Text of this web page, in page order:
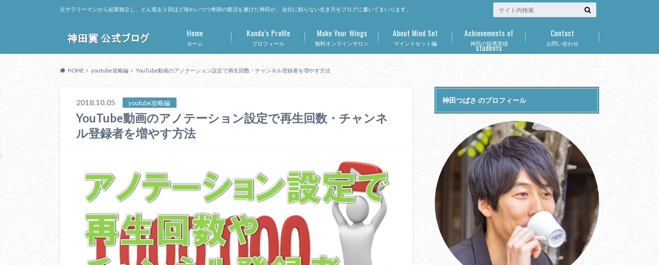
元サラリーマンから起業独立し、どん底を２回ほど味わいつつ奇跡の復活を遂げた神田が、 会社に頼らない生き方をブログに書いてまいります。
ホーム
Home
プロフィール
Kanda’s Profile
無料オンラインサロン
Make Your Wings
マインドセット編
About Mind Set
神田の指導実績
Achievements of
students
お問い合わせ
Contact
HOME youtube攻略編 YouTube動画のアノテーション設定で再生回数・チャンネル登録者を増やす方法
2018.10.05 youtube攻略編
YouTube動画のアノテーション設定で再生回数・チャンネ
ル登録者を増やす方法
神田つばさ のプロフィール